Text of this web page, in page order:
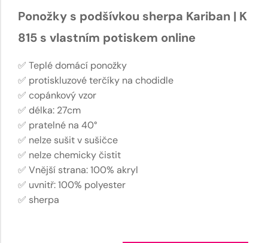
Ponožky s podšívkou sherpa Kariban | K
815 s vlastním potiskem online
✅ Teplé domácí ponožky
✅ protiskluzové terčíky na chodidle
✅ copánkový vzor
✅ délka: 27cm
✅ pratelné na 40°
✅ nelze sušit v sušičce
✅ nelze chemicky čistit
✅ Vnější strana: 100% akryl
✅ uvnitř: 100% polyester
✅ sherpa